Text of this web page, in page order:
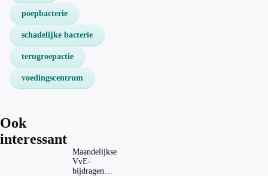
poepbacterie
schadelijke bacterie
terugroepactie
voedingscentrum
Ook
interessant
Maandelijkse
VvE-
bijdragen